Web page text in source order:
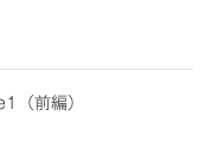
（前編）